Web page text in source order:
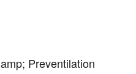
€ 57.800,00 Prezzo
24 mesi
Preventilation